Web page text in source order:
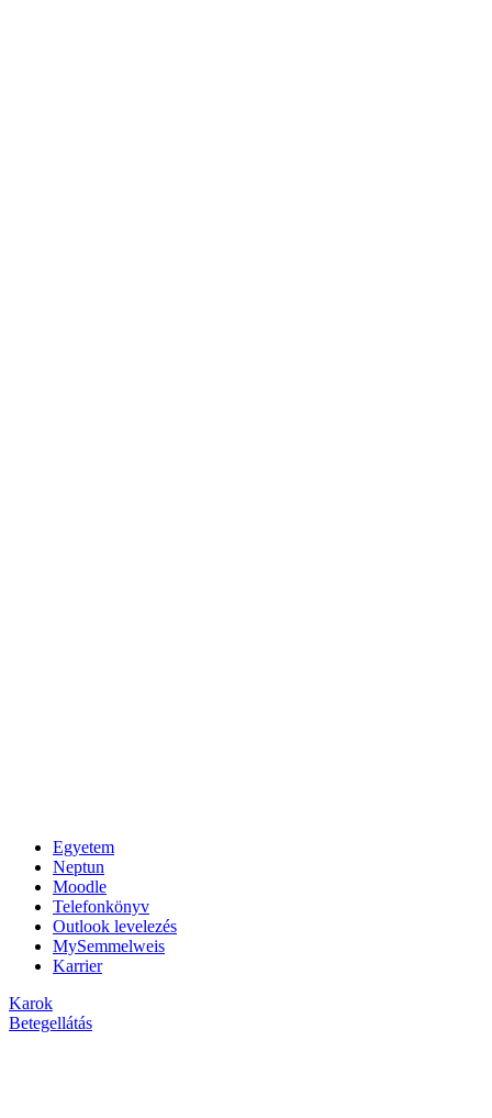
Egyetem
Neptun
Moodle
Telefonkönyv
Outlook levelezés
MySemmelweis
Karrier
Karok
Betegellátás